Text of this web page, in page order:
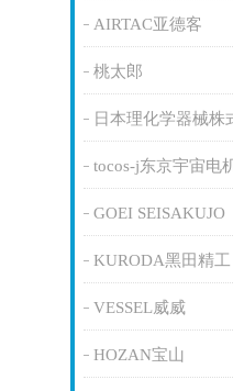
AIRTAC亚德客
桃太郎
日本理化学器械株
tocos-j东京宇宙电
GOEI SEISAKUJO
KURODA黑田精工
VESSEL威威
HOZAN宝山